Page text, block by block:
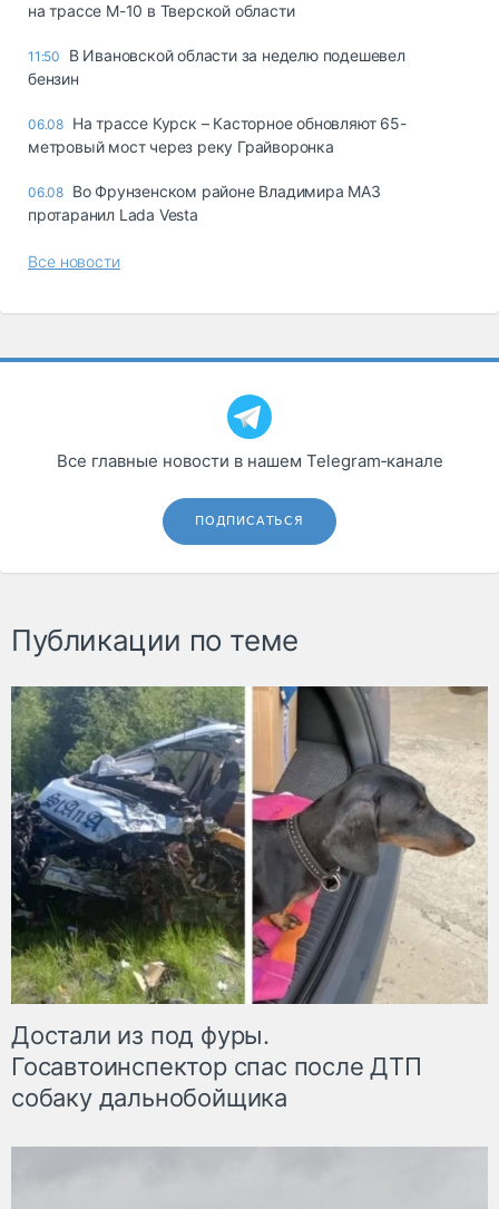
на трассе М-10 в Тверской области
11:50
В Ивановской области за неделю подешевел
бензин
06.08 На трассе Курск – Касторное обновляют 65-
метровый мост через реку Грайворонка
06.08 Во Фрунзенском районе Владимира МАЗ
протаранил Lada Vesta
Все новости
Все главные новости в нашем Telegram‑канале
ПОДПИСАТЬСЯ
Публикации по теме
Достали из под фуры.
Госавтоинспектор спас после ДТП
собаку дальнобойщика